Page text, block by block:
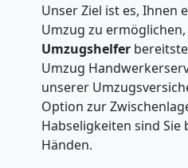
Unser Ziel ist es, Ihnen
Umzug zu
Umzugshelfer
Umzug
unserer
Option zur
Habseligkeiten sind Sie
Händen.